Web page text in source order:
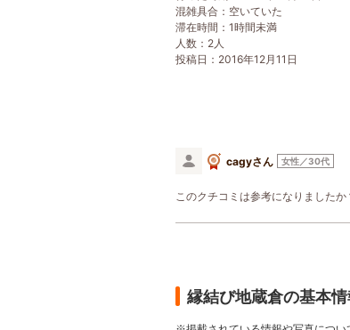
混雑具合：空いていた
滞在時間：1時間未満
人数：2人
投稿日：2016年12月11日
cagyさん 女性／30代
このクチコミは参考になりましたか
縁結び地蔵倉の基本情